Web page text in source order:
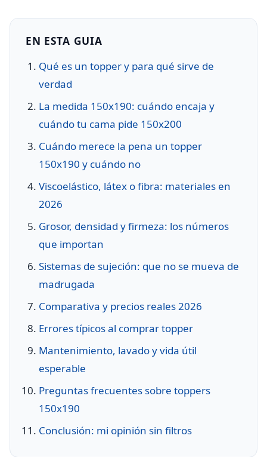
EN ESTA GUIA
Qué es un topper y para qué sirve de
verdad
La medida 150x190: cuándo encaja y
cuándo tu cama pide 150x200
Cuándo merece la pena un topper
150x190 y cuándo no
Viscoelástico, látex o fibra: materiales en
2026
Grosor, densidad y firmeza: los números
que importan
Sistemas de sujeción: que no se mueva de
madrugada
Comparativa y precios reales 2026
Errores típicos al comprar topper
Mantenimiento, lavado y vida útil
esperable
Preguntas frecuentes sobre toppers
150x190
Conclusión: mi opinión sin filtros